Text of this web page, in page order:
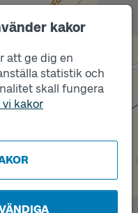
kakor
att ge dig en
statistik och
skall fungera
vi kakor
Läge
B